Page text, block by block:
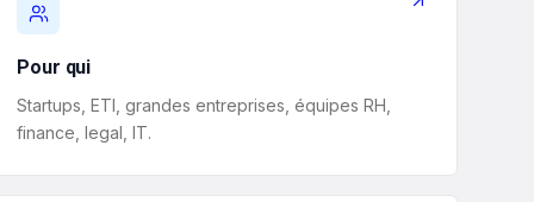
Pour qui
Startups, ETI, grandes entreprises, équipes RH,
finance, legal, IT.